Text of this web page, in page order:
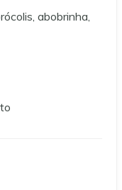
abobrinha,